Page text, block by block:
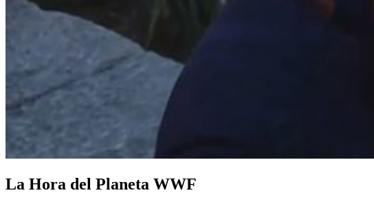
La Hora del Planeta WWF